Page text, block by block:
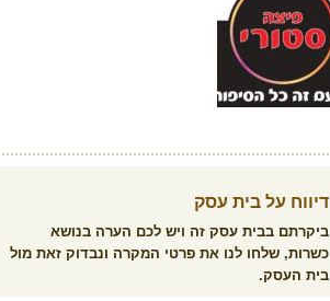
דיווח על בית עסק
ביקרתם בבית עסק זה ויש לכם הערה בנושא
כשרות, שלחו לנו את פרטי המקרה ונבדוק זאת מול
בית העסק.